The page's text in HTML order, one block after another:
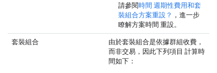
請參閱時間 週期性費用和套
裝組合方案重設？ ，進一步
瞭解方案時間 重設。
套裝組合
由於套裝組合是依據群組收費，
而非交易，因此下列項目 計算時
間如下：